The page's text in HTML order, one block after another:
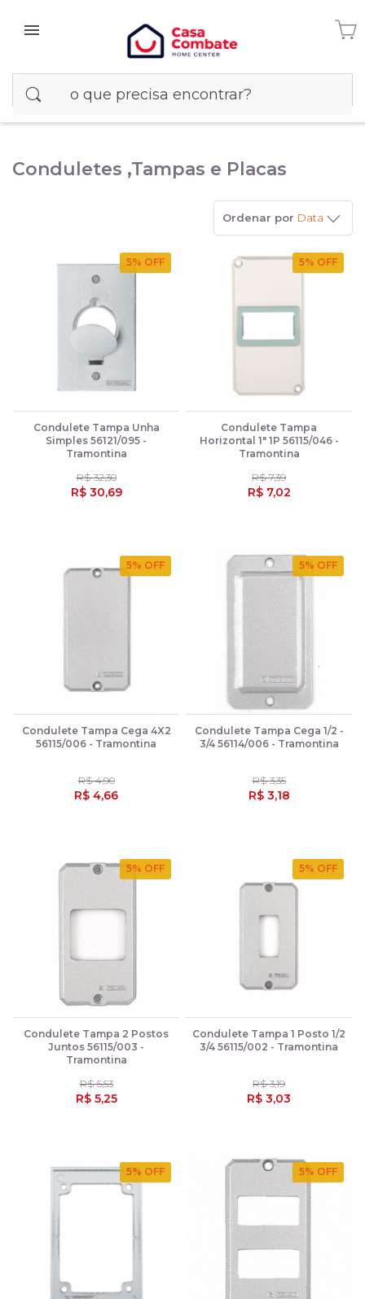
Conduletes ,Tampas e Placas
Ordenar por Data
5% OFF
Condulete Tampa Unha
Simples 56121/095 -
Tramontina
R$ 32,30
R$ 30,69
5% OFF
Condulete Tampa
Horizontal 1" 1P 56115/046 -
Tramontina
R$ 7,39
R$ 7,02
5% OFF
Condulete Tampa Cega 4X2
56115/006 - Tramontina
R$ 4,90
R$ 4,66
5% OFF
Condulete Tampa Cega 1/2 -
3/4 56114/006 - Tramontina
R$ 3,35
R$ 3,18
5% OFF
Condulete Tampa 2 Postos
Juntos 56115/003 -
Tramontina
R$ 5,53
R$ 5,25
5% OFF
Condulete Tampa 1 Posto 1/2
3/4 56115/002 - Tramontina
R$ 3,19
R$ 3,03
5% OFF 5% OFF